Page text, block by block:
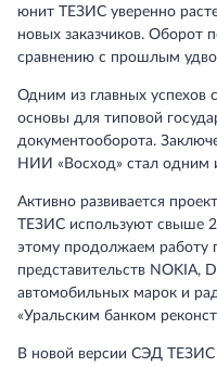
юнит ТЕЗИС уверенно
новых заказчиков. Оборот
сравнению с прошлым
Одним из главных успехов
основы для типовой
документооборота.
НИИ «Восход» стал одним
Активно развивается
ТЕЗИС используют свыше
этому продолжаем работу
представительств NOKIA,
автомобильных марок и
«Уральским банком
В новой версии СЭД ТЕЗИС